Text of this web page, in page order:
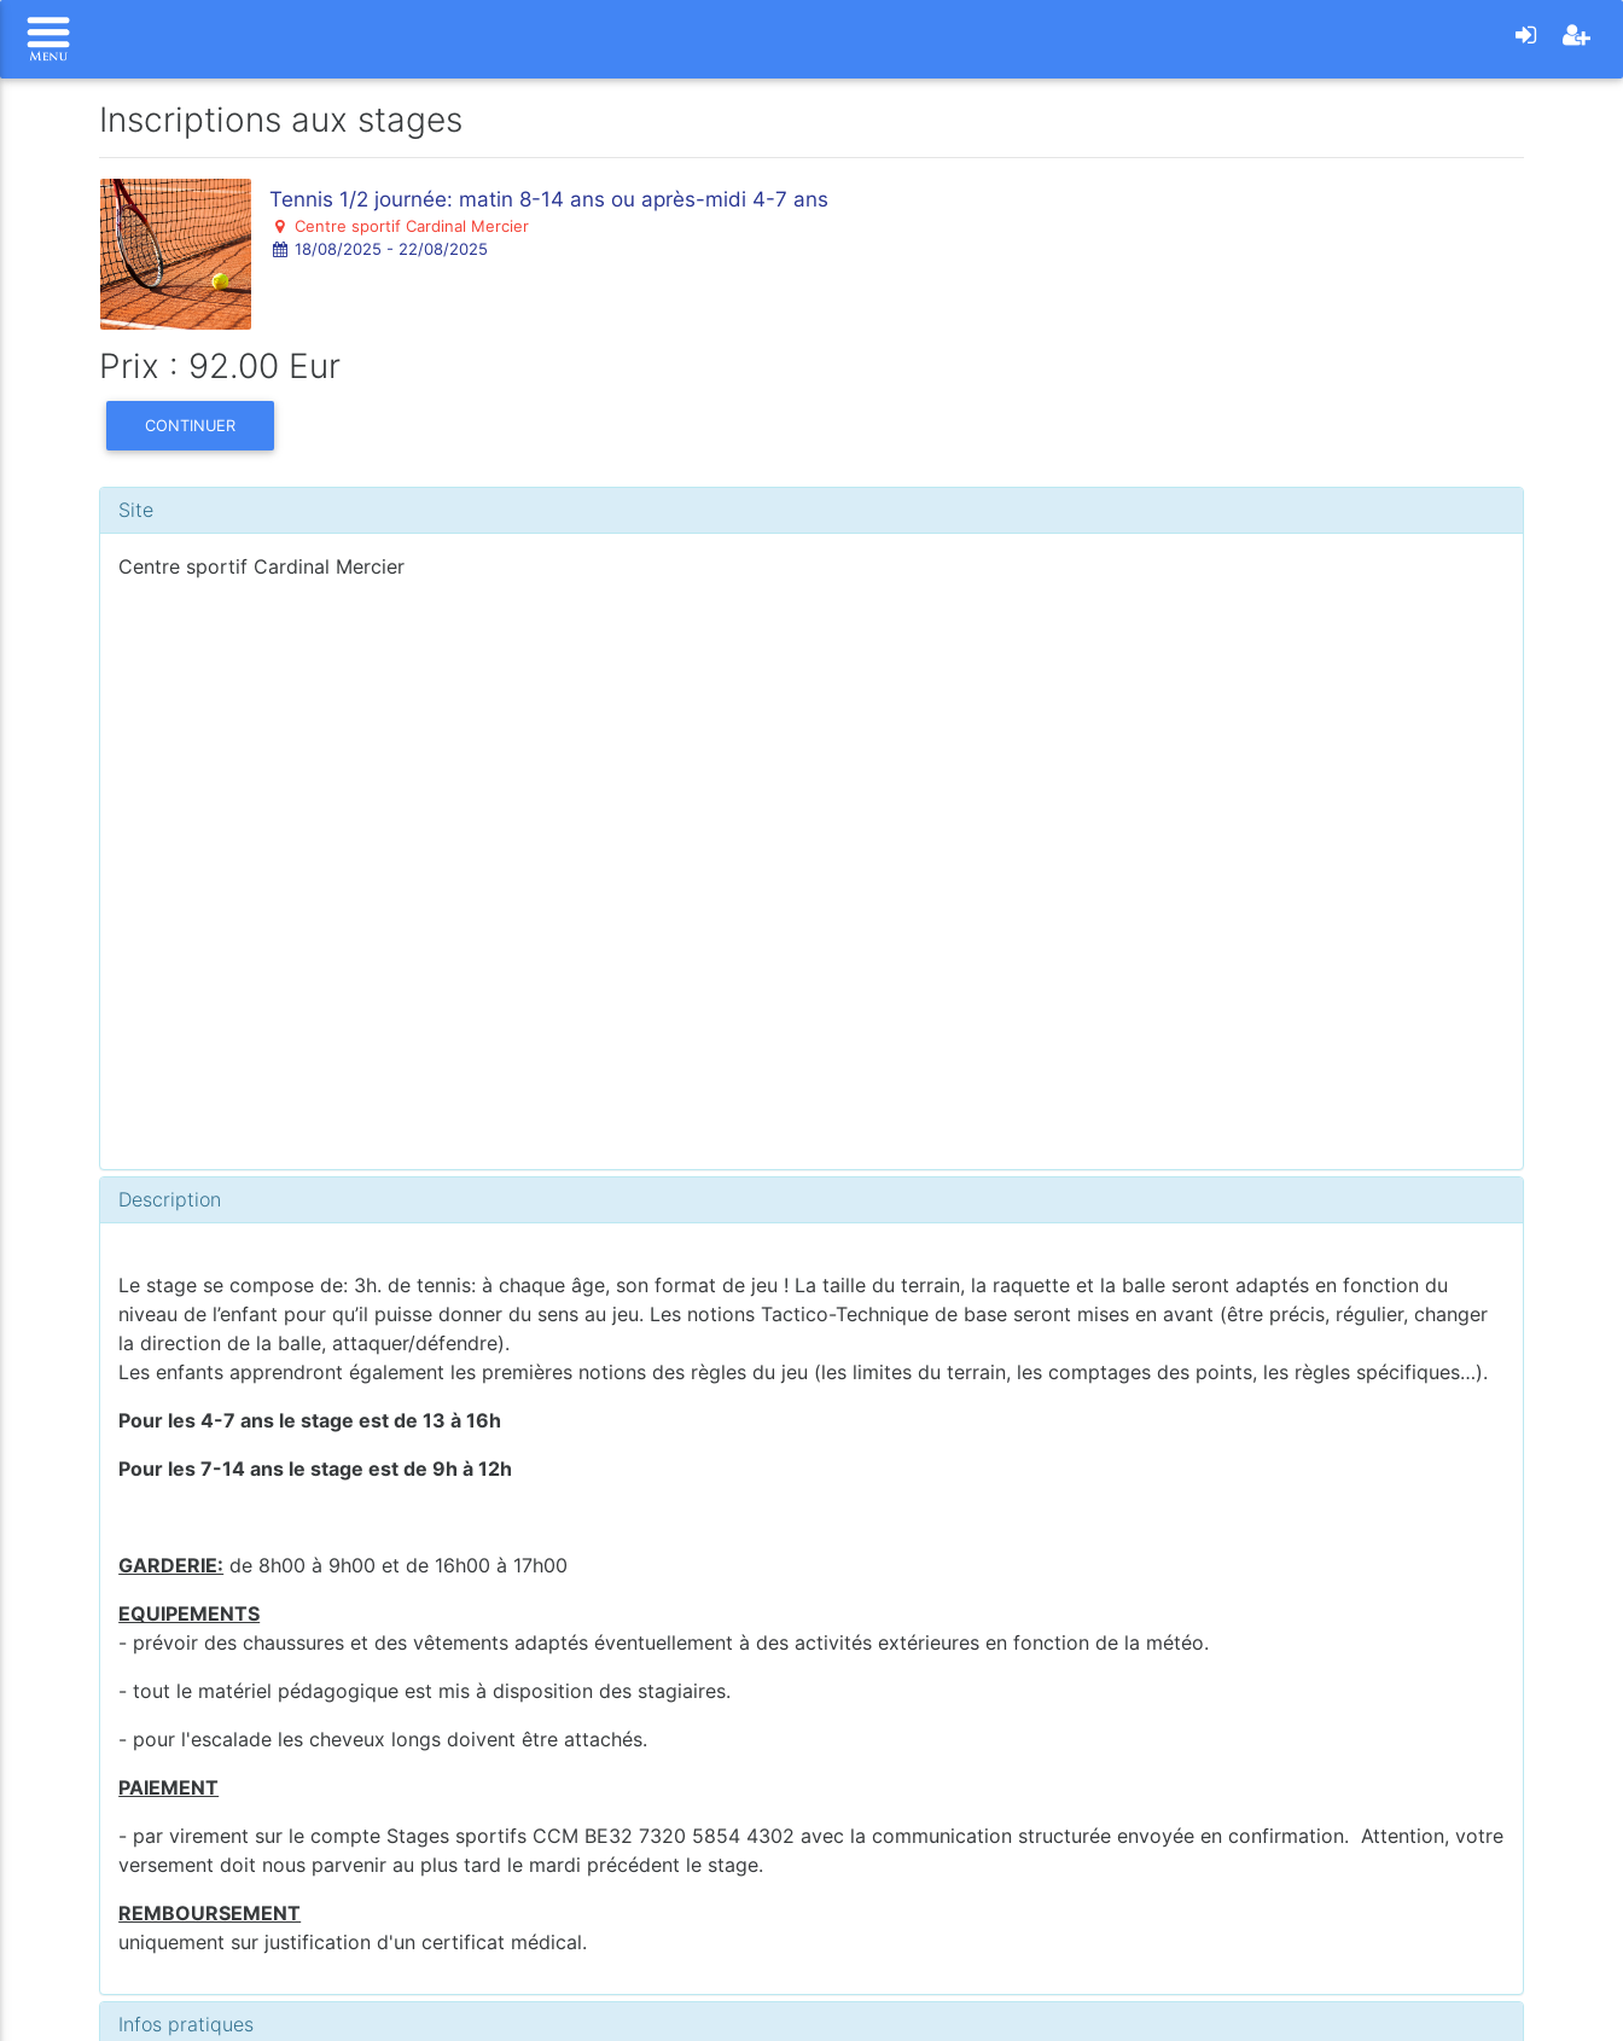
Inscriptions aux stages
Tennis 1/2 journée: matin 8-14 ans ou après-midi 4-7 ans
Centre sportif Cardinal Mercier
18/08/2025 - 22/08/2025
Prix : 92.00 Eur
CONTINUER
Site
Centre sportif Cardinal Mercier
Description
Le stage se compose de: 3h. de tennis: à chaque âge, son format de jeu ! La taille du terrain, la raquette et la balle seront adaptés en fonction du
niveau de l’enfant pour qu’il puisse donner du sens au jeu. Les notions Tactico-Technique de base seront mises en avant (être précis, régulier, changer
la direction de la balle, attaquer/défendre).
Les enfants apprendront également les premières notions des règles du jeu (les limites du terrain, les comptages des points, les règles spécifiques…).
Pour les 4-7 ans le stage est de 13 à 16h
Pour les 7-14 ans le stage est de 9h à 12h
GARDERIE: de 8h00 à 9h00 et de 16h00 à 17h00
EQUIPEMENTS
- prévoir des chaussures et des vêtements adaptés éventuellement à des activités extérieures en fonction de la météo.
- tout le matériel pédagogique est mis à disposition des stagiaires.
- pour l'escalade les cheveux longs doivent être attachés.
PAIEMENT
- par virement sur le compte Stages sportifs CCM BE32 7320 5854 4302 avec la communication structurée envoyée en confirmation. Attention, votre
versement doit nous parvenir au plus tard le mardi précédent le stage.
REMBOURSEMENT
uniquement sur justification d'un certificat médical.
Infos pratiques